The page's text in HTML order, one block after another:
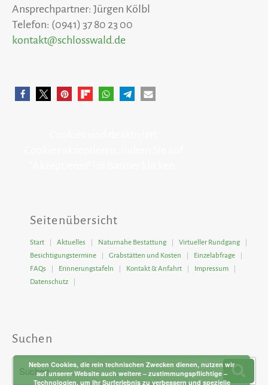
Ansprechpartner: Jürgen Kölbl
Telefon: (0941) 37 80 23 00
kontakt@schlosswald.de
Seitenübersicht
Start Aktuelles Naturnahe Bestattung
Virtueller Rundgang
Besichtigungstermine
Grabstätten und Kosten
Einzelabfrage
FAQs
Erinnerungstafeln Kontakt & Anfahrt
Impressum
Datenschutz
Suchen
Suchen
nach:
Neben Cookies, die rein technischen Zwecken dienen, nutzen wir
auf unserer Website auch weitere – zustimmungspflichtige –
Technologien, um Ihr Surferlebnis zu verbessern und spezielle